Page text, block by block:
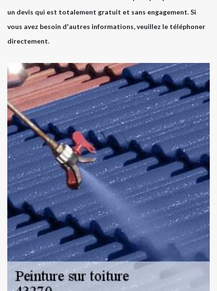
un devis qui est totalement gratuit et sans engagement. Si
vous avez besoin d'autres informations, veuillez le téléphoner
directement.